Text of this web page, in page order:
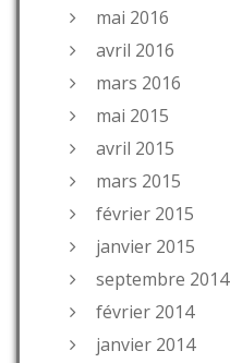
mai 2016
avril 2016
mars 2016
mai 2015
avril 2015
mars 2015
février 2015
janvier 2015
septembre 2014
février 2014
janvier 2014